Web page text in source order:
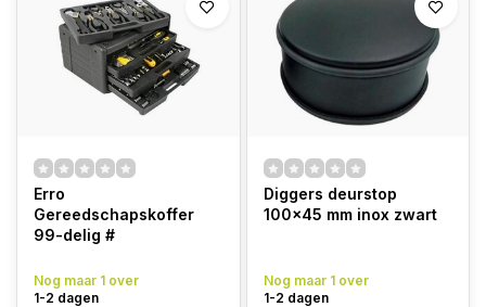
Erro
Gereedschapskoffer
99-delig #
Nog maar 1 over
1-2 dagen
Diggers deurstop
100x45 mm inox zwart
Nog maar 1 over
1-2 dagen